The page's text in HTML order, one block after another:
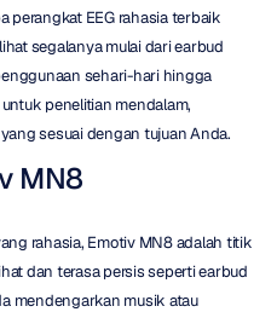
perangkat EEG rahasia terbaik
segalanya mulai dari earbud
sehari-hari hingga
penelitian mendalam,
sesuai dengan tujuan Anda.
MN8
rahasia, Emotiv MN8 adalah titik
dan terasa persis seperti earbud
mendengarkan musik atau